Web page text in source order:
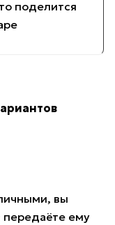
поделится
вы
передаёте ему